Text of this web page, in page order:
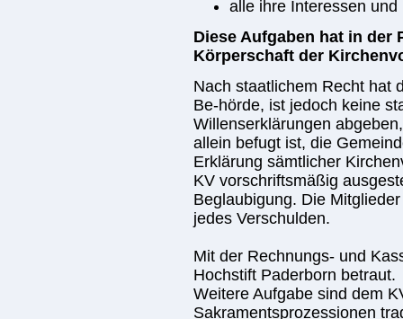
alle ihre Interessen
Diese Aufgaben hat in der
Körperschaft der
Nach staatlichem Recht hat
Be-hörde, ist jedoch keine
Willenserklärungen
allein befugt ist, die
Erklärung sämtlicher
KV vorschriftsmäßig
Beglaubigung. Die
jedes Verschulden.
Mit der Rechnungs- und
Hochstift Paderborn betraut.
Weitere Aufgabe sind dem
Sakramentsprozessionen